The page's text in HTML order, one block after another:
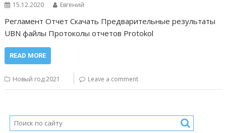
15.12.2020 Евгений
Регламент Отчет Скачать Предварительные результаты
UBN файлы Протоколы отчетов Protokol
READ MORE
Новый год 2021 Leave a comment